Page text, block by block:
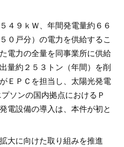
４９ｋＷ、年間発電量約６６
０戸分）の電力を供給するこ
電力の全量を同事業所に供給
量約２５３トン（年間）を削
ＥＰＣを担当し、太陽光発電
ソンの国内拠点におけるＰ
電設備の導入は、本件が初と
大に向けた取り組みを推進